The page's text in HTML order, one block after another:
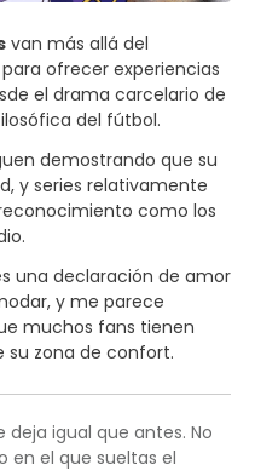
van más allá del
ofrecer experiencias
el drama carcelario de
del fútbol.
demostrando que su
y series relativamente
como los
una declaración de amor
y me parece
muchos fans tienen
su zona de confort.
igual que antes. No
en el que sueltas el